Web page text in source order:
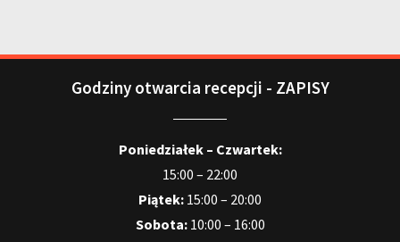
Godziny otwarcia recepcji - ZAPISY
Poniedziałek – Czwartek:
15:00 – 22:00
Piątek: 15:00 – 20:00
Sobota:10:00 – 16:00